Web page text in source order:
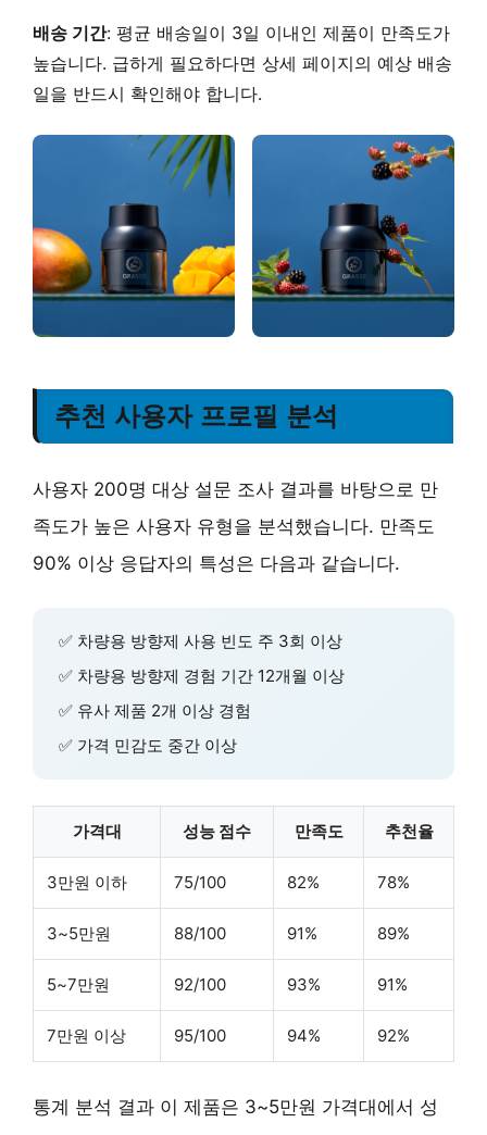
배송 기간: 평균 배송일이 3일 이내인 제품이 만족도가
높습니다. 급하게 필요하다면 상세 페이지의 예상 배송
일을 반드시 확인해야 합니다.
추천 사용자 프로필 분석
사용자 200명 대상 설문 조사 결과를 바탕으로 만
족도가 높은 사용자 유형을 분석했습니다. 만족도
90% 이상 응답자의 특성은 다음과 같습니다.
✅ 차량용 방향제 사용 빈도 주 3회 이상
✅ 차량용 방향제 경험 기간 12개월 이상
✅ 유사 제품 2개 이상 경험
✅ 가격 민감도 중간 이상
가격대 성능 점수 만족도 추천율
3만원 이하 75/100 82% 78%
3~5만원 88/100 91% 89%
5~7만원 92/100 93% 91%
7만원 이상 95/100 94% 92%
통계 분석 결과 이 제품은 3~5만원 가격대에서 성